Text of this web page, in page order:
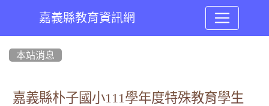
嘉義縣教育資訊網
本站消息
嘉義縣朴子國小111學年度特殊教育學生